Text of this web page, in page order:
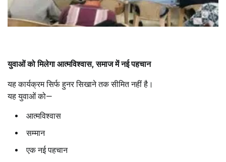
युवाओं को मिलेगा आत्मविश्वास,समाज में नई पहचान
यह कार्यक्रम सिर्फ हुनर सिखाने तक सीमित नहीं है।
यह युवाओं को—
आत्मविश्वास
सम्मान
एक नई पहचान